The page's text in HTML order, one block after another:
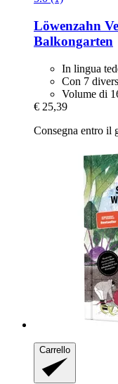
Löwenzahn
Balkongarten
In lingua
Con 7
Volume di
€ 25,39
Consegna entro il
Carrello